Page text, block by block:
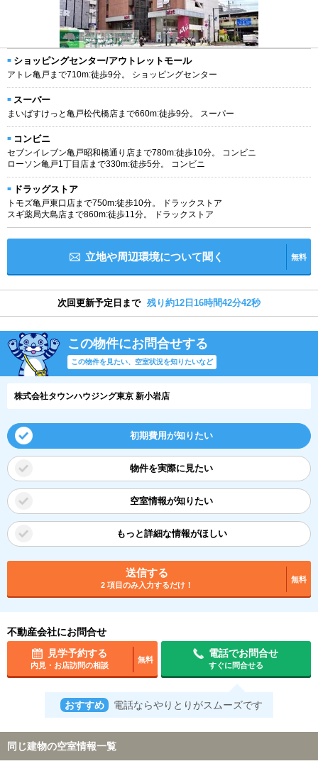
ショッピングセンター/アウトレットモール
アトレ亀戸まで710m:徒歩9分。 ショッピングセンター
スーパー
まいばすけっと亀戸松代橋店まで660m:徒歩9分。 スーパー
コンビニ
セブンイレブン亀戸昭和橋通り店まで780m:徒歩10分。 コンビニ
ローソン亀戸1丁目店まで330m:徒歩5分。 コンビニ
ドラッグストア
トモズ亀戸東口店まで750m:徒歩10分。 ドラックストア
スギ薬局大島店まで860m:徒歩11分。 ドラックストア
立地や周辺環境について聞く 無料
次回更新予定日まで 残り約12日16時間42分42秒
この物件にお問合せする
この物件を見たい、空室状況を知りたいなど
株式会社タウンハウジング東京 新小岩店
初期費用が知りたい
物件を実際に見たい
空室情報が知りたい
もっと詳細な情報がほしい
送信する
2 項目のみ入力するだけ！
無料
不動産会社にお問合せ
見学予約する
内見・お店訪問の相談
無料
電話でお問合せ
すぐに問合せる
おすすめ 電話ならやりとりがスムーズです
同じ建物の空室情報一覧